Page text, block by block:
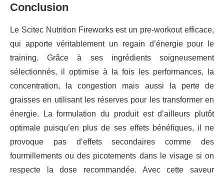
Conclusion
Le Scitec Nutrition Fireworks est un pre-workout efficace,
qui apporte véritablement un regain d’énergie pour le
training. Grâce à ses ingrédients soigneusement
sélectionnés, il optimise à la fois les performances, la
concentration, la congestion mais aussi la perte de
graisses en utilisant les réserves pour les transformer en
énergie. La formulation du produit est d’ailleurs plutôt
optimale puisqu’en plus de ses effets bénéfiques, il ne
provoque pas d’effets secondaires comme des
fourmillements ou des picotements dans le visage si on
respecte la dose recommandée. Avec cette saveur